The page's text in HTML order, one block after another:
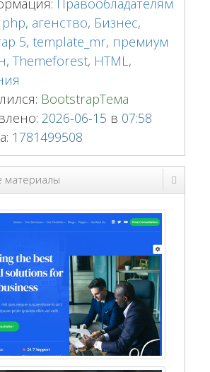
Правообладателям
php, агенство, Бизнес,
5, template_mr, премиум
,Themeforest, HTML,
BootstrapТема
2026-06-15 в 07:58
1781499508
материалы